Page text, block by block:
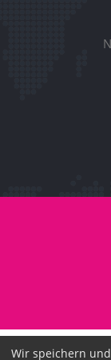
Wir speichern